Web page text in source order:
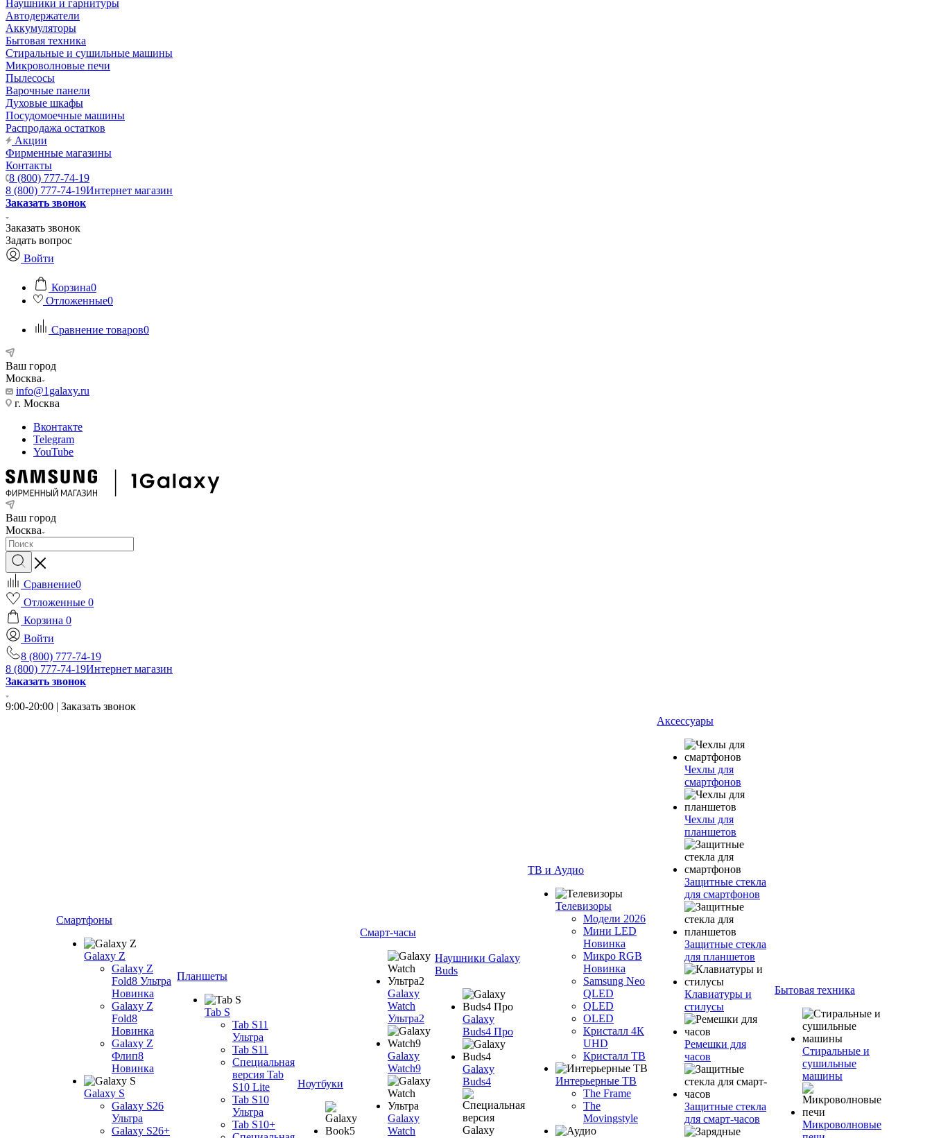
Наушники и гарнитуры
Автодержатели
Аккумуляторы
Бытовая техника
Стиральные и сушильные машины
Микроволновые печи
Пылесосы
Варочные панели
Духовые шкафы
Посудомоечные машины
Распродажа остатков
Акции
Фирменные магазины
Контакты
8 (800) 777-74-19
8 (800) 777-74-19Интернет магазин
Заказать звонок
Заказать звонок
Задать вопрос
Войти
Корзина0
Отложенные0
Сравнение товаров0
Ваш город
Москва
info@1galaxy.ru
г. Москва
Вконтакте
Telegram
YouTube
Ваш город
Москва
Сравнение0
Отложенные 0
Корзина 0
Войти
8 (800) 777-74-19
8 (800) 777-74-19Интернет магазин
Заказать звонок
9:00-20:00 | Заказать звонок
Смартфоны
Galaxy Z
Galaxy Z
Fold8 Ультра
Новинка
Galaxy Z
Fold8
Новинка
Galaxy Z
Флип8
Новинка
Galaxy S
Galaxy S26
Ультра
Galaxy S26+
Планшеты
Tab S
Tab S11
Ультра
Tab S11
Специальная
версия Tab
S10 Lite
Tab S10
Ультра
Tab S10+
Ноутбуки
Смарт-часы
Galaxy
Watch
Ультра2
Galaxy
Watch9
Galaxy
Watch
Наушники Galaxy
Buds
Galaxy
Buds4 Про
Galaxy
Buds4
ТВ и Аудио
Телевизоры
Модели 2026
Мини LED
Новинка
Микро RGB
Новинка
Samsung Neo
QLED
QLED
OLED
Кристалл 4К
UHD
Кристалл ТВ
Интерьерные ТВ
The Frame
The
Movingstyle
Аксессуары
Чехлы для
смартфонов
Чехлы для
планшетов
Защитные стекла
для смартфонов
Защитные стекла
для планшетов
Клавиатуры и
стилусы
Ремешки для
часов
Защитные стекла
для смарт-часов
Бытовая техника
Стиральные и
сушильные
машины
Микроволновые